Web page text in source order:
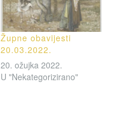
Župne obavijesti
20.03.2022.
20. ožujka 2022.
U "Nekategorizirano"